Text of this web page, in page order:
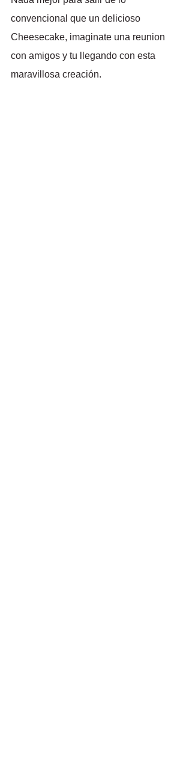
convencional que un delicioso
Cheesecake, imaginate una reunion
con amigos y tu llegando con esta
maravillosa creación.